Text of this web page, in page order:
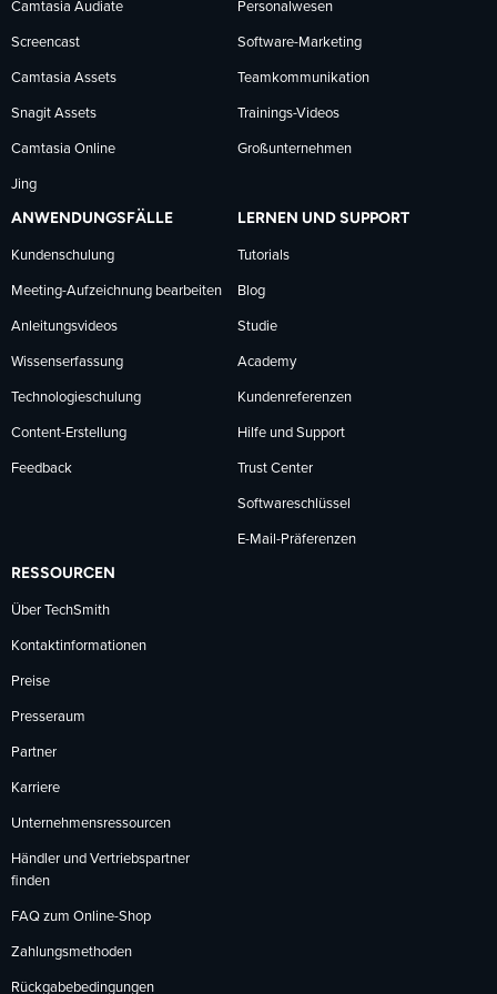
Camtasia Audiate
Screencast
Camtasia Assets
Snagit Assets
Camtasia Online
Jing
Personalwesen
Software-Marketing
Teamkommunikation
Trainings-Videos
Großunternehmen
ANWENDUNGSFÄLLE
Kundenschulung
Meeting-Aufzeichnung bearbeiten
Anleitungsvideos
Wissenserfassung
Technologieschulung
Content-Erstellung
Feedback
LERNEN UND SUPPORT
Tutorials
Blog
Studie
Academy
Kundenreferenzen
Hilfe und Support
Trust Center
Softwareschlüssel
E-Mail-Präferenzen
RESSOURCEN
Über TechSmith
Kontaktinformationen
Preise
Presseraum
Partner
Karriere
Unternehmensressourcen
Händler und Vertriebspartner
finden
FAQ zum Online-Shop
Zahlungsmethoden
Rückgabebedingungen